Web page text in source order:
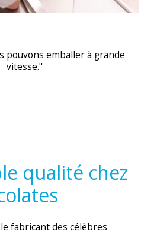
qualité chez
fabricant des célèbres
pouvons emballer à grande
vitesse."